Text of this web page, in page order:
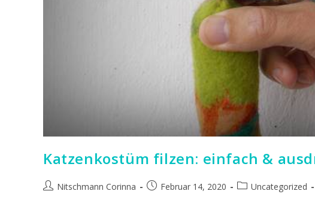
Katzenkostüm filzen: einfach &
Nitschmann Corinna Februar 14, 2020 Uncategorized